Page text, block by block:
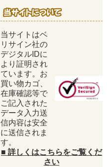
当サイトはベ
リサイン社の
デジタルIDに
より証明され
ています。お
買い物カゴ、
在庫確認等で
ご記入された
データ入力送
信内容は安全
に送信されま
す。
■ 詳しくはこちらをご覧くだ
さい